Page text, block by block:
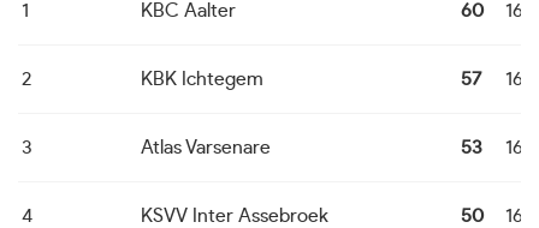
1 KBC Aalter 60 16
2 KBK Ichtegem 57 16
3 Atlas Varsenare 53 16
4 KSVV Inter Assebroek 50 16